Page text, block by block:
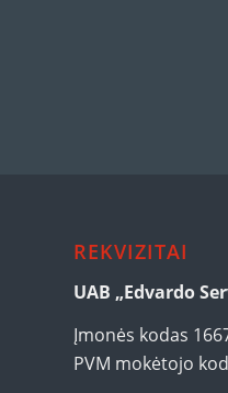
REKVIZITAI
UAB „Edvardo
Įmonės kodas
PVM mokėtojo